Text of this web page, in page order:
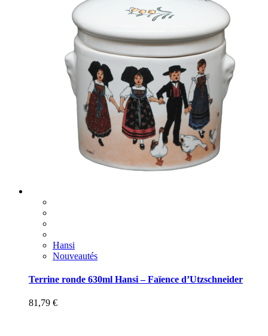
Hansi
Nouveautés
Terrine ronde 630ml Hansi – Faïence d’Utzschneider
81,79 €